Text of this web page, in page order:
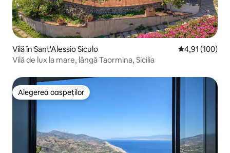
Vilă în Sant'Alessio Siculo Scor mediu
4,91 (100)
Vilă de lux la mare, lângă Taormina, Sicilia
Alegerea oaspeților
Alegerea oaspeților